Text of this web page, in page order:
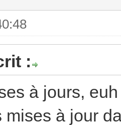
:
à jours,
mises à jour